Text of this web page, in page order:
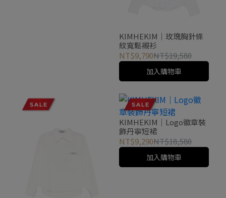
KIMHEKIM｜玫瑰胸針條
紋寬鬆襯衫
NT$9,790NT$19,580
加入購物車
KIMHEKIM｜Logo徽章裝
飾丹寧短裙
NT$9,290NT$18,580
加入購物車